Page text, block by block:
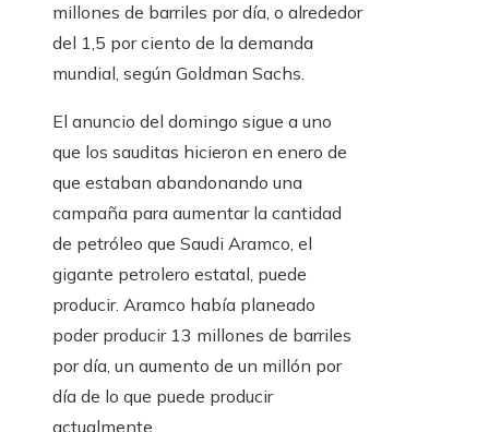
millones de barriles por día, o alrededor
del 1,5 por ciento de la demanda
mundial, según Goldman Sachs.
El anuncio del domingo sigue a uno
que los sauditas hicieron en enero de
que estaban abandonando una
campaña para aumentar la cantidad
de petróleo que Saudi Aramco, el
gigante petrolero estatal, puede
producir. Aramco había planeado
poder producir 13 millones de barriles
por día, un aumento de un millón por
día de lo que puede producir
actualmente.